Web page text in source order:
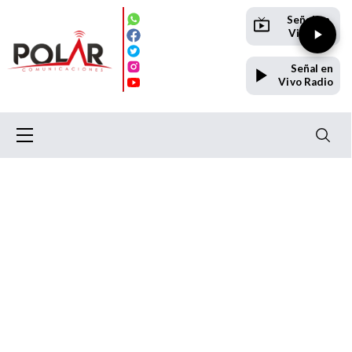
Señal en
Vivo TV
Señal en
Vivo Radio